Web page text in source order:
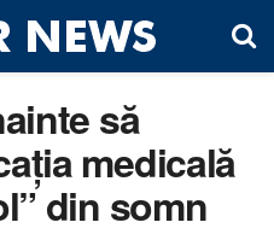
să
medicală
din somn